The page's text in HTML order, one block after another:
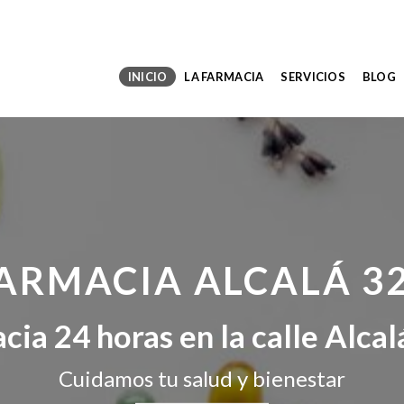
INICIO LA FARMACIA SERVICIOS BLOG
ALCALÁ
24 horas en la calle
Cuidamos tu salud y bienestar